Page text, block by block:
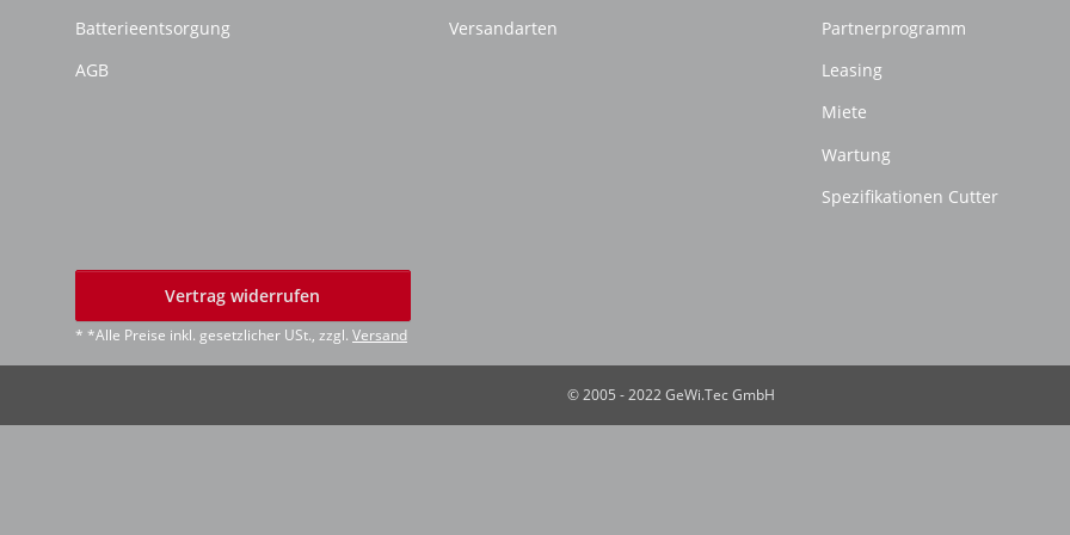
Batterieentsorgung
AGB
Versandarten
Partnerprogramm
Leasing
Miete
Wartung
Spezifikationen Cutter
Vertrag widerrufen
* *Alle Preise inkl. gesetzlicher USt., zzgl. Versand
© 2005 - 2022 GeWi.Tec GmbH